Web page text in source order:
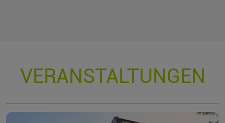
VERANSTALTUNGEN